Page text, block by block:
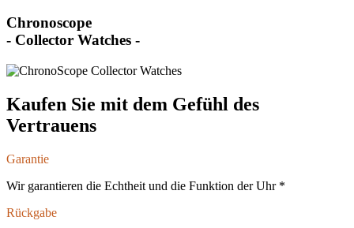
Chronoscope
- Collector Watches -
Kaufen Sie mit dem Gefühl des
Vertrauens
Garantie
Wir garantieren die Echtheit und die Funktion der Uhr *
Rückgabe